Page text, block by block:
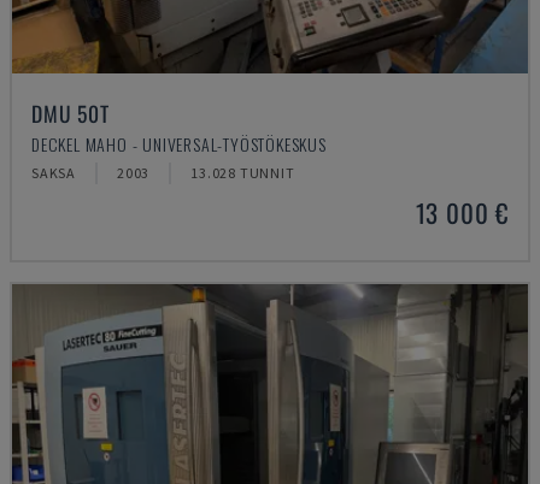
DMU 50T
DECKEL MAHO - UNIVERSAL-TYÖSTÖKESKUS
SAKSA 2003 13.028 TUNNIT
13 000 €